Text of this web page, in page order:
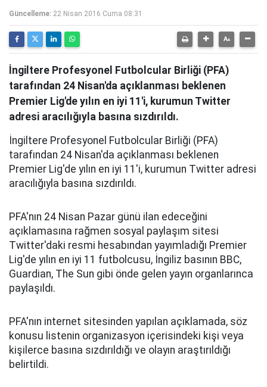
Güncelleme: 22 Nisan 2016 Cuma 08:31
İngiltere Profesyonel Futbolcular Birliği (PFA)
tarafından 24 Nisan'da açıklanması beklenen
Premier Lig'de yılın en iyi 11'i, kurumun Twitter
adresi aracılığıyla basına sızdırıldı.
İngiltere Profesyonel Futbolcular Birliği (PFA)
tarafından 24 Nisan'da açıklanması beklenen
Premier Lig'de yılın en iyi 11'i, kurumun Twitter adresi
aracılığıyla basına sızdırıldı.
PFA'nın 24 Nisan Pazar günü ilan edeceğini
açıklamasına rağmen sosyal paylaşım sitesi
Twitter'daki resmi hesabından yayımladığı Premier
Lig'de yılın en iyi 11 futbolcusu, İngiliz basının BBC,
Guardian, The Sun gibi önde gelen yayın organlarınca
paylaşıldı.
PFA'nın internet sitesinden yapılan açıklamada, söz
konusu listenin organizasyon içerisindeki kişi veya
kişilerce basına sızdırıldığı ve olayın araştırıldığı
belirtildi.